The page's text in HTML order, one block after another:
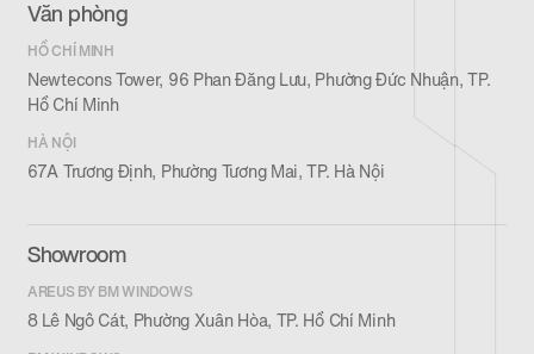
Văn phòng
HỒ CHÍ MINH
Newtecons Tower, 96 Phan Đăng Lưu, Phường Đức Nhuận, TP.
Hồ Chí Minh
HÀ NỘI
67A Trương Định, Phường Tương Mai, TP. Hà Nội
Showroom
AREUS BY BM WINDOWS
8 Lê Ngô Cát, Phường Xuân Hòa, TP. Hồ Chí Minh